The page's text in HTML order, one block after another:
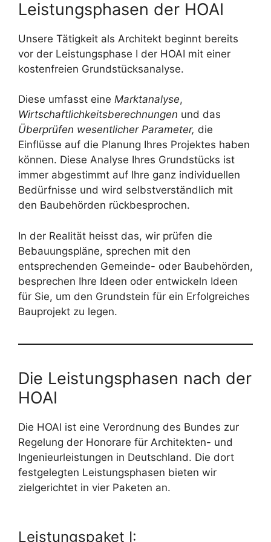
Leistungsphasen der HOAI
Unsere Tätigkeit als Architekt beginnt bereits
vor der Leistungsphase I der HOAI mit einer
kostenfreien Grundstücksanalyse.
Diese umfasst eine Marktanalyse,
Wirtschaftlichkeitsberechnungen und das
Überprüfen wesentlicher Parameter, die
Einflüsse auf die Planung Ihres Projektes haben
können. Diese Analyse Ihres Grundstücks ist
immer abgestimmt auf Ihre ganz individuellen
Bedürfnisse und wird selbstverständlich mit
den Baubehörden rückbesprochen.
In der Realität heisst das, wir prüfen die
Bebauungspläne, sprechen mit den
entsprechenden Gemeinde- oder Baubehörden,
besprechen Ihre Ideen oder entwickeln Ideen
für Sie, um den Grundstein für ein Erfolgreiches
Bauprojekt zu legen.
Die Leistungsphasen nach der
HOAI
Die HOAI ist eine Verordnung des Bundes zur
Regelung der Honorare für Architekten- und
Ingenieurleistungen in Deutschland. Die dort
festgelegten Leistungsphasen bieten wir
zielgerichtet in vier Paketen an.
Leistungspaket I: